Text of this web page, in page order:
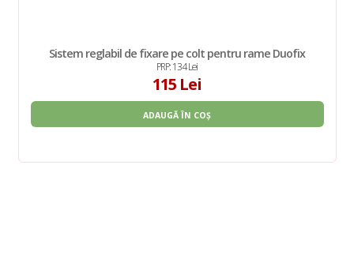
Sistem reglabil de fixare pe colt pentru rame Duofix
PRP: 134 Lei
115 Lei
ADAUGĂ ÎN COȘ